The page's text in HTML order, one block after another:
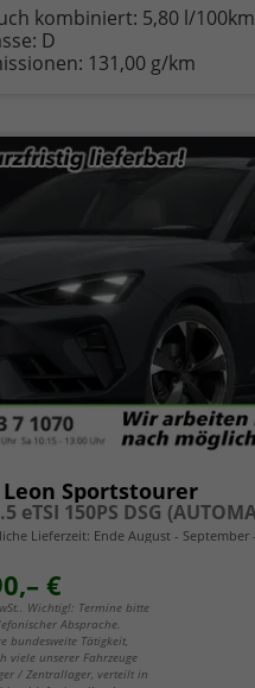
kombiniert: 5,80 l/100km
D
131,00 g/km
Leon Sportstourer
Lieferzeit: Ende August - September
€
Wichtig!: Termine bitte
Absprache.
bundesweite Tätigkeit,
viele unserer Fahrzeuge
/ Zentrallager, verteilt in